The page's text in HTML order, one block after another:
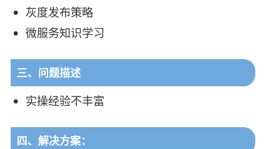
灰度发布策略
微服务知识学习
三、问题描述
实操经验不丰富
四、解决方案：